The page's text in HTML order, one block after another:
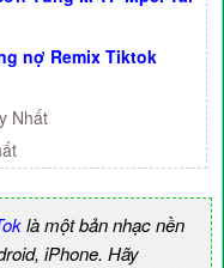
nợ Remix Tiktok
Nhất
là một bản nhạc nền
iPhone. Hãy